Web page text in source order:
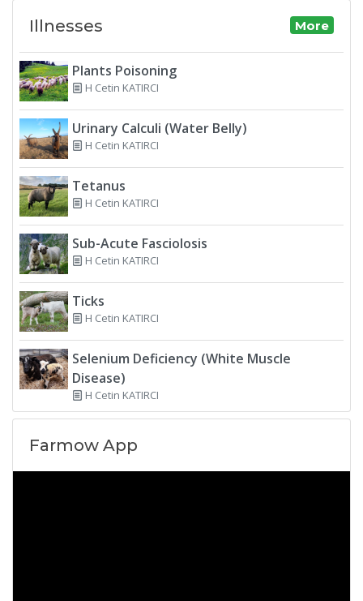
Illnesses More
Plants Poisoning
H Cetin KATIRCI
Urinary Calculi (Water Belly)
H Cetin KATIRCI
Tetanus
H Cetin KATIRCI
Sub-Acute Fasciolosis
H Cetin KATIRCI
Ticks
H Cetin KATIRCI
Selenium Deficiency (White Muscle
Disease)
H Cetin KATIRCI
Farmow App